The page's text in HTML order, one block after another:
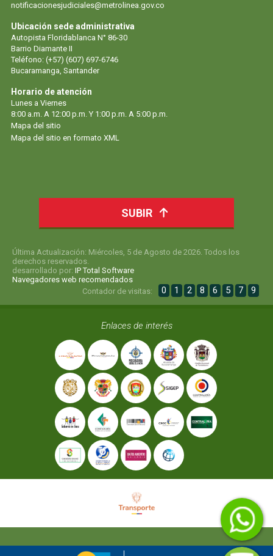
notificacionesjudiciales@metrolinea.gov.co
Ubicación sede administrativa
Autopista Floridablanca N° 86-30
Barrio Diamante II
Teléfono: (+57) (607) 697-6746
Bucaramanga, Santander
Horario de atención
Lunes a Viernes
8:00 a.m. A 12:00 p.m. Y 1:00 p.m. A 5:00 p.m.
Mapa del sitio
Mapa del sitio en formato XML
SUBIR
Última Actualización: Miércoles, 5 de Agosto de 2026. Todos los
derechos reservados.
desarrollado por: IP Total Software
Navegadores web recomendados
Contador de visitas:
0 1 2 8 6 5 7 9
Enlaces de interés